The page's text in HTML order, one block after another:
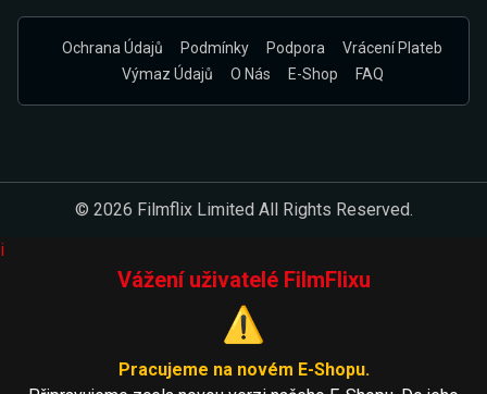
Ochrana Údajů Podmínky Podpora
Vrácení Plateb
Výmaz Údajů
O Nás E-Shop FAQ
© 2026 Filmflix Limited All Rights Reserved.
i
Vážení uživatelé FilmFlixu
⚠️
Pracujeme na novém E-Shopu.